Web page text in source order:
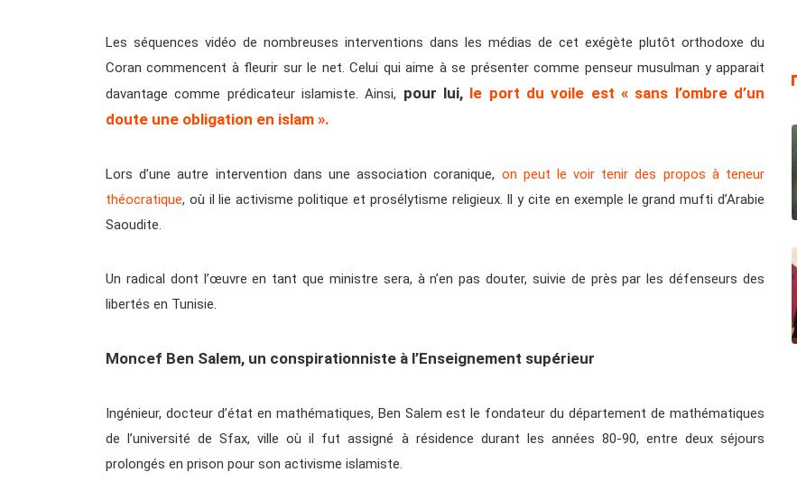
Les séquences vidéo de nombreuses interventions dans les médias de cet exégète plutôt orthodoxe du
Coran commencent à fleurir sur le net. Celui qui aime à se présenter comme penseur musulman y apparait
davantage comme prédicateur islamiste. Ainsi, pour lui, le port du voile est « sans l’ombre d’un
doute une obligation en islam ».
Lors d’une autre intervention dans une association coranique, on peut le voir tenir des propos à teneur
théocratique, où il lie activisme politique et prosélytisme religieux. Il y cite en exemple le grand mufti d’Arabie
Saoudite.
Un radical dont l’œuvre en tant que ministre sera, à n’en pas douter, suivie de près par les défenseurs des
libertés en Tunisie.
Moncef Ben Salem, un conspirationniste à l’Enseignement supérieur
Ingénieur, docteur d’état en mathématiques, Ben Salem est le fondateur du département de mathématiques
de l’université de Sfax, ville où il fut assigné à résidence durant les années 80-90, entre deux séjours
prolongés en prison pour son activisme islamiste.